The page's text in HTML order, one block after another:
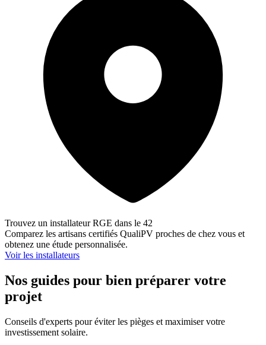
Trouvez un installateur RGE dans le 42
Comparez les artisans certifiés QualiPV proches de chez vous et
obtenez une étude personnalisée.
Voir les installateurs
Nos guides pour bien préparer votre
projet
Conseils d'experts pour éviter les pièges et maximiser votre
investissement solaire.